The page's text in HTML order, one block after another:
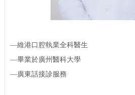
—維港口腔執業全科醫生
—畢業於廣州醫科大學
—廣東話接診服務